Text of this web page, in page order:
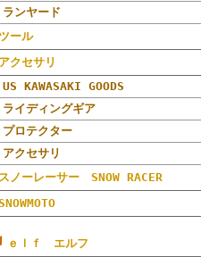
ランヤード
ツール
アクセサリ
US KAWASAKI GOODS
ライディングギア
プロテクター
アクセサリ
スノーレーサー SNOW RACER
ｅｌｆ エルフ